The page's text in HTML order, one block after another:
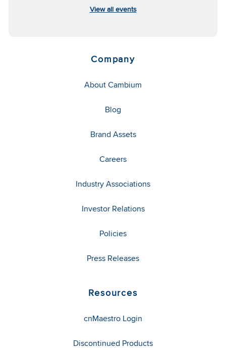
View all events
Company
About Cambium
Blog
Brand Assets
Careers
Industry Associations
Investor Relations
Policies
Press Releases
Resources
cnMaestro Login
Discontinued Products